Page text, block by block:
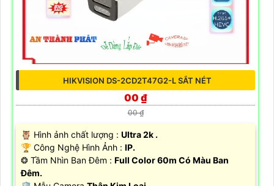
HIKVISION DS-2CD2T47G2-L SẮT NÉT
00 ₫
00 ₫
🦉 Hình ảnh chất lượng : Ultra 2k .
🏆 Công Nghệ Hình Ảnh : IP.
❂ Tầm Nhìn Ban Đêm : Full Color 60m Có Màu Ban
Đêm.